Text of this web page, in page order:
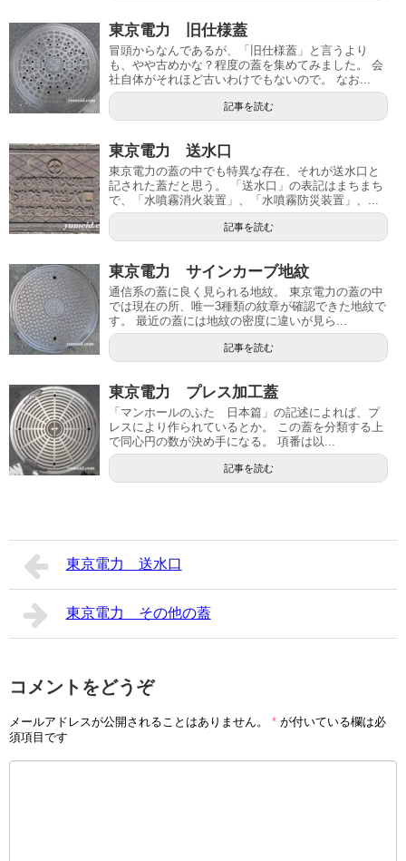
東京電力 旧仕様蓋
冒頭からなんであるが、「旧仕様蓋」と言うより
も、やや古めかな？程度の蓋を集めてみました。 会
社自体がそれほど古いわけでもないので。 なお...
記事を読む
東京電力 送水口
東京電力の蓋の中でも特異な存在、それが送水口と
記された蓋だと思う。 「送水口」の表記はまちまち
で、「水噴霧消火装置」、「水噴霧防災装置」、...
記事を読む
東京電力 サインカーブ地紋
通信系の蓋に良く見られる地紋。 東京電力の蓋の中
では現在の所、唯一3種類の紋章が確認できた地紋で
す。 最近の蓋には地紋の密度に違いが見ら...
記事を読む
東京電力 プレス加工蓋
「マンホールのふた 日本篇」の記述によれば、プ
レスにより作られているとか。 この蓋を分類する上
で同心円の数が決め手になる。 項番は以...
記事を読む
東京電力 送水口
東京電力 その他の蓋
コメントをどうぞ
メールアドレスが公開されることはありません。 * が付いている欄は必
須項目です